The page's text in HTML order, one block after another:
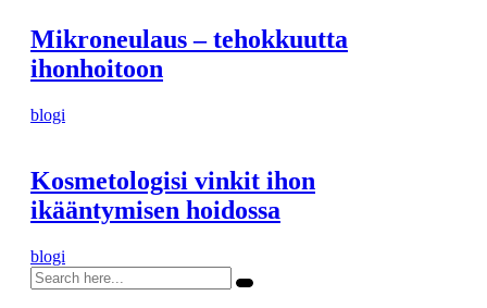
Mikroneulaus – tehokkuutta
ihonhoitoon
blogi
Kosmetologisi vinkit ihon
ikääntymisen hoidossa
blogi